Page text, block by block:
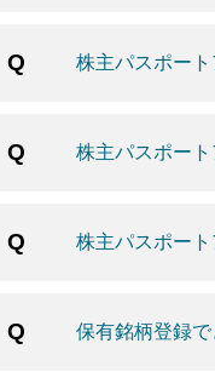
株主パスポー
株主パスポー
株主パスポー
保有銘柄登録